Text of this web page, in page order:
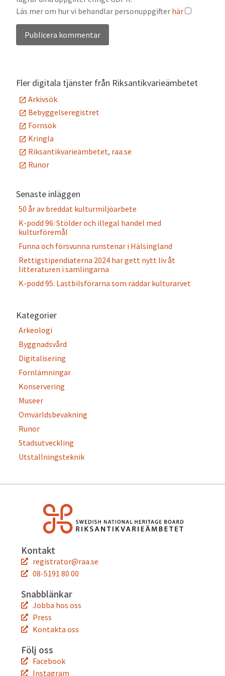
Läs mer om hur vi behandlar personuppgifter här
Fler digitala tjänster från Riksantikvarieämbetet
Arkivsök
Bebyggelseregistret
Fornsök
Kringla
Riksantikvarieämbetet, raa.se
Runor
Senaste inläggen
50 år av breddat kulturmiljöarbete
K-podd 96: Stölder och illegal handel med
kulturföremål
Funna och försvunna runstenar i Hälsingland
Rettigstipendiaterna 2024 har gett nytt liv åt
litteraturen i samlingarna
K-podd 95: Lastbilsförarna som räddar kulturarvet
Kategorier
Arkeologi
Byggnadsvård
Digitalisering
Fornlämningar
Konservering
Museer
Omvärldsbevakning
Runor
Stadsutveckling
Utställningsteknik
Kontakt
registrator@raa.se
08-5191 80 00
Snabblänkar
Jobba hos oss
Press
Kontakta oss
Följ oss
Facebook
Instagram